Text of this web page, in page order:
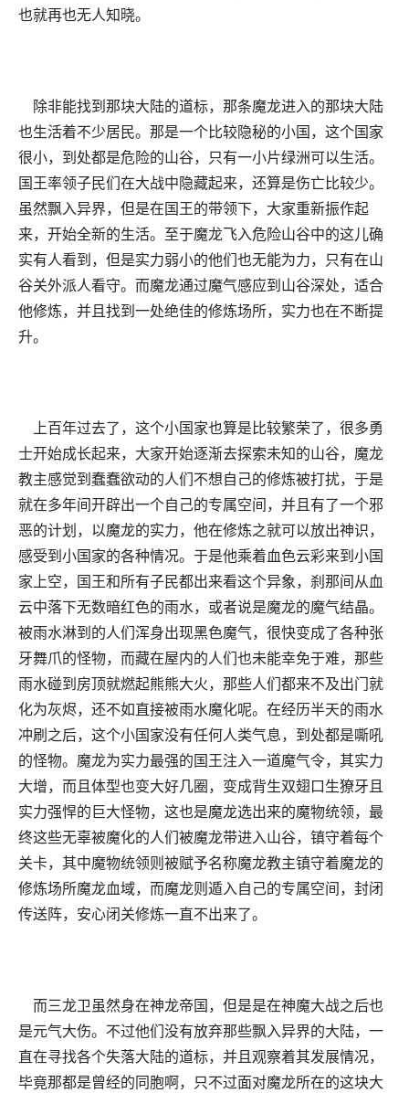
也就再也无人知晓。
除非能找到那块大陆的道标，那条魔龙进入的那块大陆
也生活着不少居民。那是一个比较隐秘的小国，这个国家
很小，到处都是危险的山谷，只有一小片绿洲可以生活。
国王率领子民们在大战中隐藏起来，还算是伤亡比较少。
虽然飘入异界，但是在国王的带领下，大家重新振作起
来，开始全新的生活。至于魔龙飞入危险山谷中的这儿确
实有人看到，但是实力弱小的他们也无能为力，只有在山
谷关外派人看守。而魔龙通过魔气感应到山谷深处，适合
他修炼，并且找到一处绝佳的修炼场所，实力也在不断提
升。
上百年过去了，这个小国家也算是比较繁荣了，很多勇
士开始成长起来，大家开始逐渐去探索未知的山谷，魔龙
教主感觉到蠢蠢欲动的人们不想自己的修炼被打扰，于是
就在多年间开辟出一个自己的专属空间，并且有了一个邪
恶的计划，以魔龙的实力，他在修炼之就可以放出神识，
感受到小国家的各种情况。于是他乘着血色云彩来到小国
家上空，国王和所有子民都出来看这个异象，刹那间从血
云中落下无数暗红色的雨水，或者说是魔龙的魔气结晶。
被雨水淋到的人们浑身出现黑色魔气，很快变成了各种张
牙舞爪的怪物，而藏在屋内的人们也未能幸免于难，那些
雨水碰到房顶就燃起熊熊大火，那些人们都来不及出门就
化为灰烬，还不如直接被雨水魔化呢。在经历半天的雨水
冲刷之后，这个小国家没有任何人类气息，到处都是嘶吼
的怪物。魔龙为实力最强的国王注入一道魔气令，其实力
大增，而且体型也变大好几圈，变成背生双翅口生獠牙且
实力强悍的巨大怪物，这也是魔龙选出来的魔物统领，最
终这些无辜被魔化的人们被魔龙带进入山谷，镇守着每个
关卡，其中魔物统领则被赋予名称魔龙教主镇守着魔龙的
修炼场所魔龙血域，而魔龙则遁入自己的专属空间，封闭
传送阵，安心闭关修炼一直不出来了。
而三龙卫虽然身在神龙帝国，但是是在神魔大战之后也
是元气大伤。不过他们没有放弃那些飘入异界的大陆，一
直在寻找各个失落大陆的道标，并且观察着其发展情况，
毕竟那都是曾经的同胞啊，只不过面对魔龙所在的这块大